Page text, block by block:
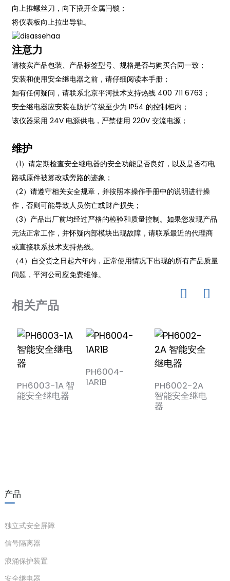
向上推螺丝刀，向下撬开金属闩锁；
将仪表板向上拉出导轨。
注意力
请核实产品包装、产品标签型号、规格是否与购买合同一致；
安装和使用安全继电器之前，请仔细阅读本手册；
如有任何疑问，请联系北京平河技术支持热线 400 711 6763；
安全继电器应安装在防护等级至少为 IP54 的控制柜内；
该仪器采用 24V 电源供电，严禁使用 220V 交流电源；
维护
（1）请定期检查安全继电器的安全功能是否良好，以及是否有电
路或原件被篡改或旁路的迹象；
（2）请遵守相关安全规章，并按照本操作手册中的说明进行操
作，否则可能导致人员伤亡或财产损失；
（3）产品出厂前均经过严格的检验和质量控制。如果您发现产品
无法正常工作，并怀疑内部模块出现故障，请联系最近的代理商
或直接联系技术支持热线。
（4）自交货之日起六年内，正常使用情况下出现的所有产品质量
问题，平河公司应免费维修。
相关产品
PH6003-1A 智
能安全继电器
PH6004-
1AR1B
PH6002-2A
智能安全继电
器
产品
独立式安全屏障
信号隔离器
浪涌保护装置
安全继电器